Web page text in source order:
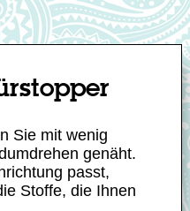
Sie mit wenig
genäht.
passt,
Stoffe, die Ihnen